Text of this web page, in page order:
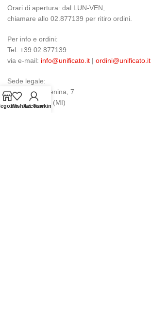
Orari di apertura: dal LUN-VEN,
chiamare allo 02.877139 per ritiro ordini.
Per info e ordini:
Tel: +39 02 877139
via e-mail: info@unificato.it | ordini@unificato.it
Sede legale:
Via Cascina Venina, 7
20057 Assago (MI)
WishlistAccount
Tracking